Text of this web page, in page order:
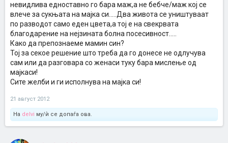
невидлива едноставно го бара маж,а не бебче/маж кој се
влече за сукњата на мајка си.....Два живота се уништуваат
по разводот само еден цвета,а тој е на свекрвата
благодарение на нејзината болна посесивност.....
Како да препознаеме мамин син?
Тој за секое решение што треба да го донесе не одлучува
сам или да разговара со женаси туку бара мислење од
мајкаси!
Сите желби и ги исполнува на мајка си!
21 август 2012
На delvi му/ѝ се допаѓа ова.